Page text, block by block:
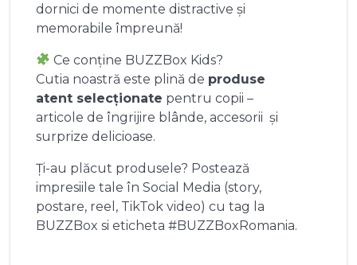
dornici de momente distractive și
memorabile împreună!
Ce conține BUZZBox Kids?
Cutia noastră este plină de produse
atent selecționate pentru copii –
articole de îngrijire blânde, accesorii și
surprize delicioase.
Ți-au plăcut produsele? Postează
impresiile tale în Social Media (story,
postare, reel, TikTok video) cu tag la
BUZZBox si eticheta #BUZZBoxRomania.